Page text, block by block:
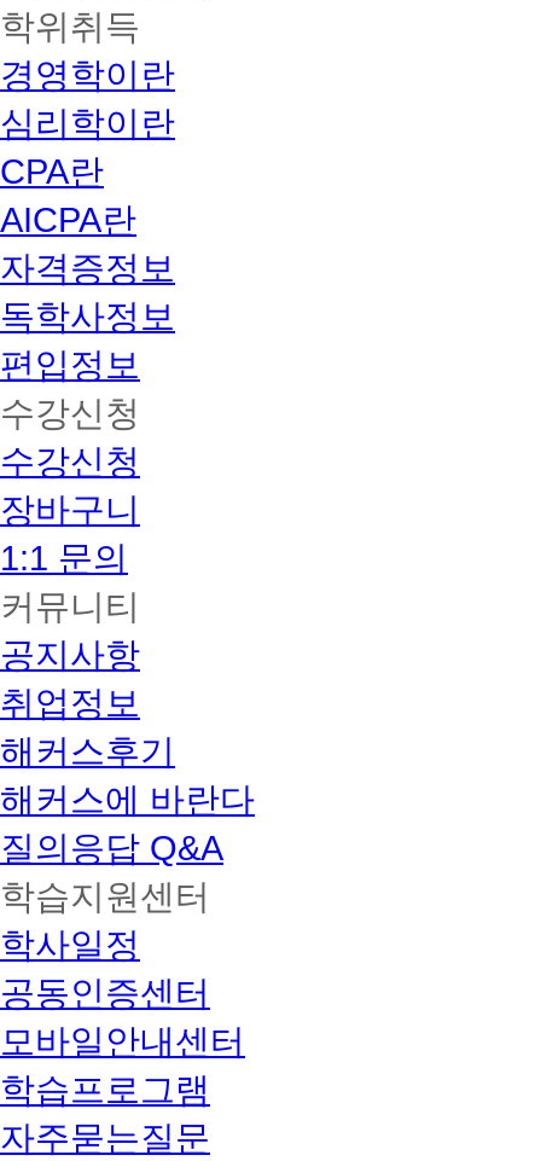
학위취득
경영학이란
심리학이란
CPA란
AICPA란
자격증정보
독학사정보
편입정보
수강신청
수강신청
장바구니
1:1 문의
커뮤니티
공지사항
취업정보
해커스후기
해커스에 바란다
질의응답 Q&A
학습지원센터
학사일정
공동인증센터
모바일안내센터
학습프로그램
자주묻는질문